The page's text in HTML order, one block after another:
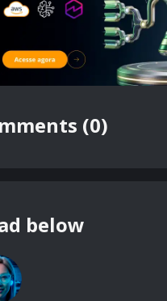
(0)
below